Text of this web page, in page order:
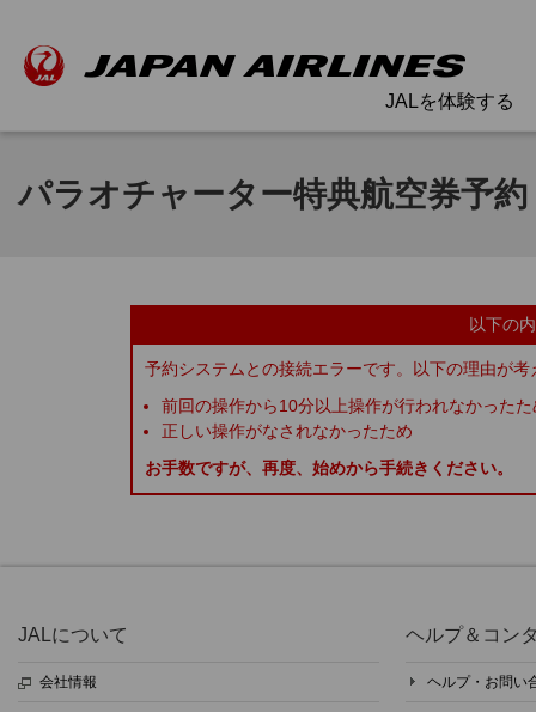
JALを体験する
パラオチャーター特典航空券予約
以下の
予約システムとの接続エラーです。以下の理由が考
前回の操作から10分以上操作が行われなかったた
正しい操作がなされなかったため
お手数ですが、再度、始めから手続きください。
JALについて
会社情報
ヘルプ＆コン
ヘルプ・お問い